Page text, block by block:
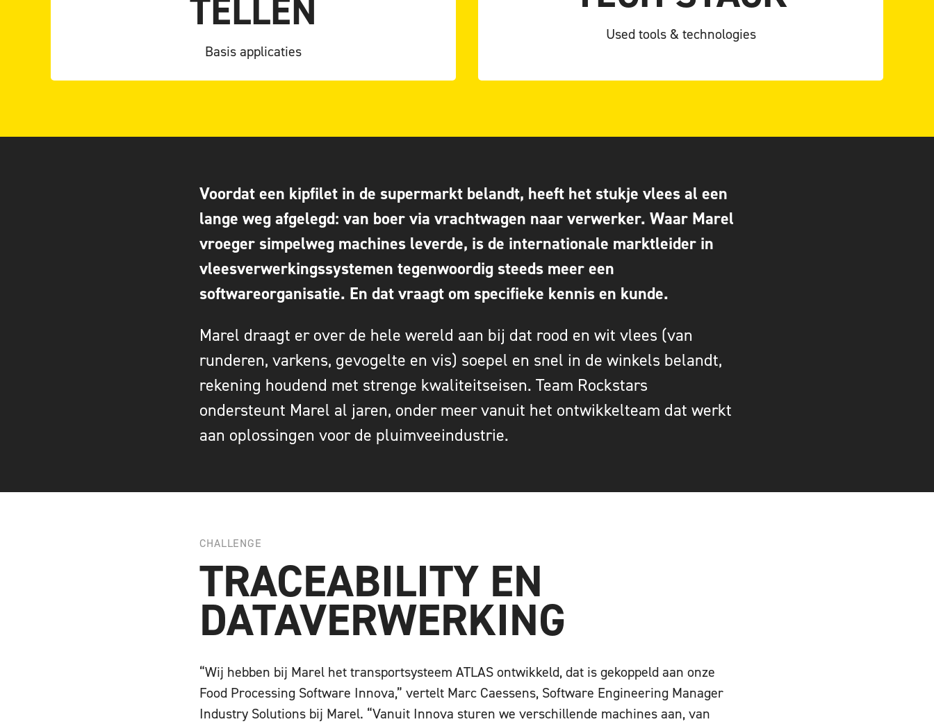
TELLEN
Basis applicaties
NAAR OPTIMALE Used tools & technologies
Voordat een kipfilet in de supermarkt belandt, heeft het stukje vlees al een
lange weg afgelegd: van boer via vrachtwagen naar verwerker. Waar Marel
vroeger simpelweg machines leverde, is de internationale marktleider in
vleesverwerkingssystemen tegenwoordig steeds meer een
softwareorganisatie. En dat vraagt om specifieke kennis en kunde.
Marel draagt er over de hele wereld aan bij dat rood en wit vlees (van
runderen, varkens, gevogelte en vis) soepel en snel in de winkels belandt,
rekening houdend met strenge kwaliteitseisen. Team Rockstars
ondersteunt Marel al jaren, onder meer vanuit het ontwikkelteam dat werkt
aan oplossingen voor de pluimveeindustrie.
CHALLENGE
TRACEABILITY EN
DATAVERWERKING
“Wij hebben bij Marel het transportsysteem ATLAS ontwikkeld, dat is gekoppeld aan onze
Food Processing Software Innova,” vertelt Marc Caessens, Software Engineering Manager
Industry Solutions bij Marel. “Vanuit Innova sturen we verschillende machines aan, van